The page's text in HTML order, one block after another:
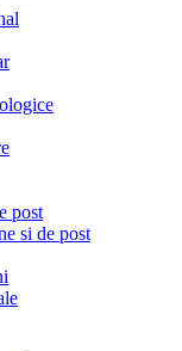
post
si de post